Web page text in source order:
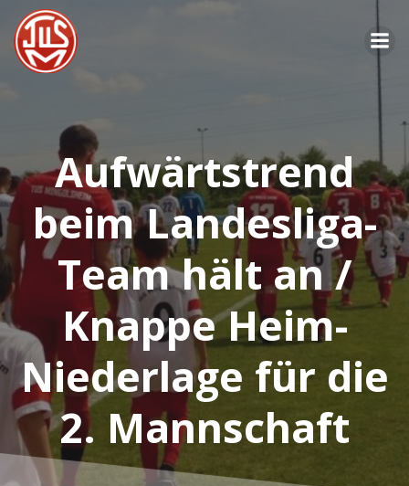
Aufwärtstrend
beim Landesliga-
Team hält an /
Knappe Heim-
Niederlage für die
2. Mannschaft